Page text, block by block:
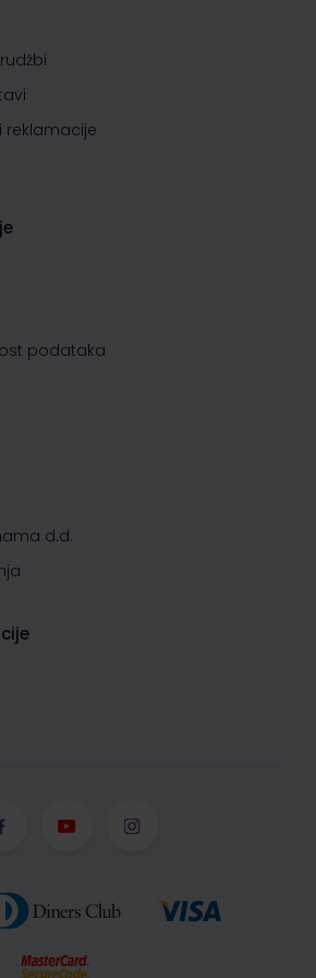
reklamacije
podataka
d.d.